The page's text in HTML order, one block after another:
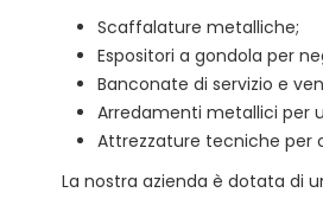
Scaffalature metalliche;
Espositori a gondola per
Banconate di servizio e
Arredamenti metallici per
Attrezzature tecniche per
La nostra azienda è dotata di